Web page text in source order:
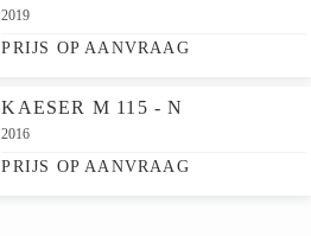
2019
PRIJS OP AANVRAAG
KAESER M 115 - N
2016
PRIJS OP AANVRAAG